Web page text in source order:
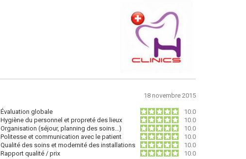
18 novembre 2015
Évaluation globale
10.0
Hygiène du personnel et propreté des lieux
10.0
Organisation (séjour, planning des soins…)
10.0
Politesse et communication avec le patient
10.0
Qualité des soins et modernité des installations
10.0
Rapport qualité / prix
10.0